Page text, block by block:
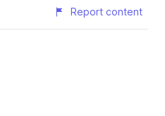
Report content